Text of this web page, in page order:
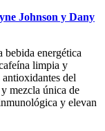
Johnson y Dany
bebida energética
limpia y
del
mezcla única de
y elevan